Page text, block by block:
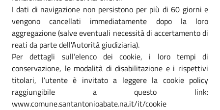
I dati di navigazione non persistono per più di 60 giorni e
vengono cancellati immediatamente dopo la loro
aggregazione (salve eventuali necessità di accertamento di
reati da parte dell'Autorità giudiziaria).
Per dettagli sull’elenco dei cookie, i loro tempi di
conservazione, le modalità di disabilitazione e i rispettivi
titolari, l’utente è invitato a leggere la cookie policy
raggiungibile a questo link:
www.comune.santantonioabate.na.it/it/cookie